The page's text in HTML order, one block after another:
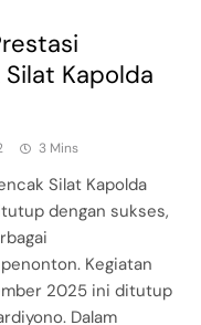
Kapolda
3 Mins
Silat Kapolda
dengan sukses,
Kegiatan
2025 ini ditutup
Dalam